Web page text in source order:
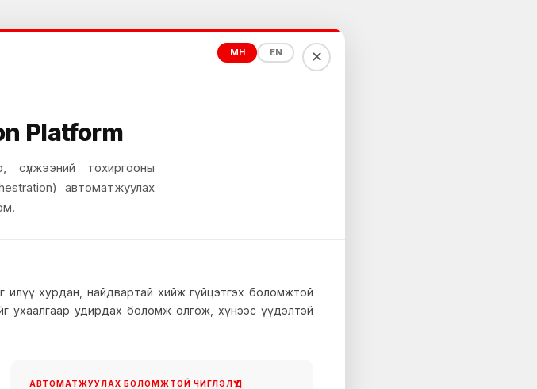
МН EN ✕
Platform
сүлжээний тохиргооны
автоматжуулах
илүү хурдан, найдвартай хийж гүйцэтгэх боломжтой
ухаалгаар удирдах боломж олгож, хүнээс үүдэлтэй
АВТОМАТЖУУЛАХ БОЛОМЖТОЙ ЧИГЛЭЛҮҮД